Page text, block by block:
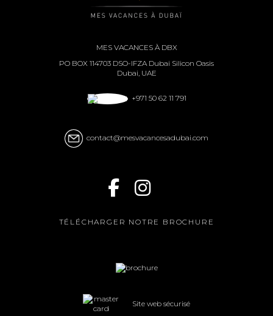
MES VACANCES À DBX
PO BOX 114703 DSO-IFZA Dubai Silicon Oasis
Dubai, UAE
+971 50 62 11 791
contact@mesvacancesadubai.com
TÉLÉCHARGER NOTRE BROCHURE
Site web sécurisé